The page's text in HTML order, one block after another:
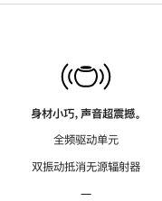
身材小巧，声音超震撼。
全频驱动单元
双振动抵消无源辐射器
—